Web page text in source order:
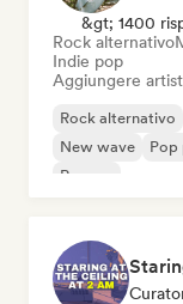
&gt; 1400
Rock alternativo
Indie pop
Aggiungere
Rock alternativo
New wave
Pop
Reggae